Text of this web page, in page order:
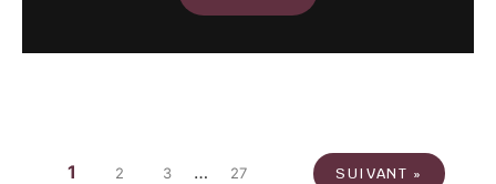
1 2 3 … 27 SUIVANT »